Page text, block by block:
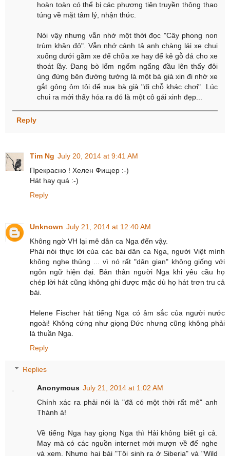
hoàn toàn có thể bị các phương tiện truyền thông thao
túng về mặt tâm lý, nhận thức.
Nói vậy nhưng vẫn nhớ một thời đọc "Cây phong non
trùm khăn đỏ". Vẫn nhớ cảnh tả anh chàng lái xe chui
xuống dưới gầm xe để chữa xe hay để kê gỗ đá cho xe
thoát lầy. Đang bò lổm ngổm ngẩng đầu lên thấy đôi
ủng đứng bên đường tưởng là một bà già xin đi nhờ xe
gắt gỏng ỏm tỏi để xua bà già "đi chỗ khác chơi". Lúc
chui ra mới thấy hóa ra đó là một cô gái xinh đẹp...
Reply
Tim Ng July 20, 2014 at 9:41 AM
Прекрасно ! Хелен Фищер :-)
Hát hay quá :-)
Reply
Unknown July 21, 2014 at 12:40 AM
Không ngờ VH lại mê dân ca Nga đến vậy.
Phải nói thực lời của các bài dân ca Nga, người Việt mình
không nghe thủng ... vì nó rất "dân gian" không giống với
ngôn ngữ hiện đại. Bản thân người Nga khi yêu cầu họ
chép lời hát cũng không ghi được mặc dù họ hát trơn tru cả
bài.
Helene Fischer hát tiếng Nga có âm sắc của người nước
ngoài! Không cứng như giọng Đức nhưng cũng không phải
là thuần Nga.
Reply
Replies
Anonymous July 21, 2014 at 1:02 AM
Chính xác ra phải nói là "đã có một thời rất mê" anh
Thành à!
Về tiếng Nga hay giọng Nga thì Hải không biết gì cả.
May mà có các nguồn internet mới mượn về để nghe
và xem. Nhưng hai bài "Tôi sinh ra ở Siberia" và "Wild